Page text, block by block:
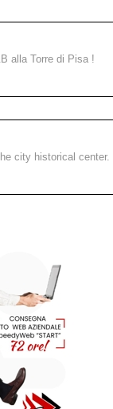
alla Torre di Pisa !
city historical center.